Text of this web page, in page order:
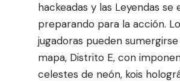
hackeadas y las Leyendas se
preparando para la acción.
jugadoras pueden
mapa, Distrito E, con
celestes de neón, kois